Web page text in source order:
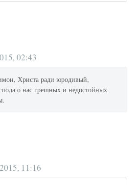
02:43
Христа ради юродивый,
о нас грешных и недостойных
11:16